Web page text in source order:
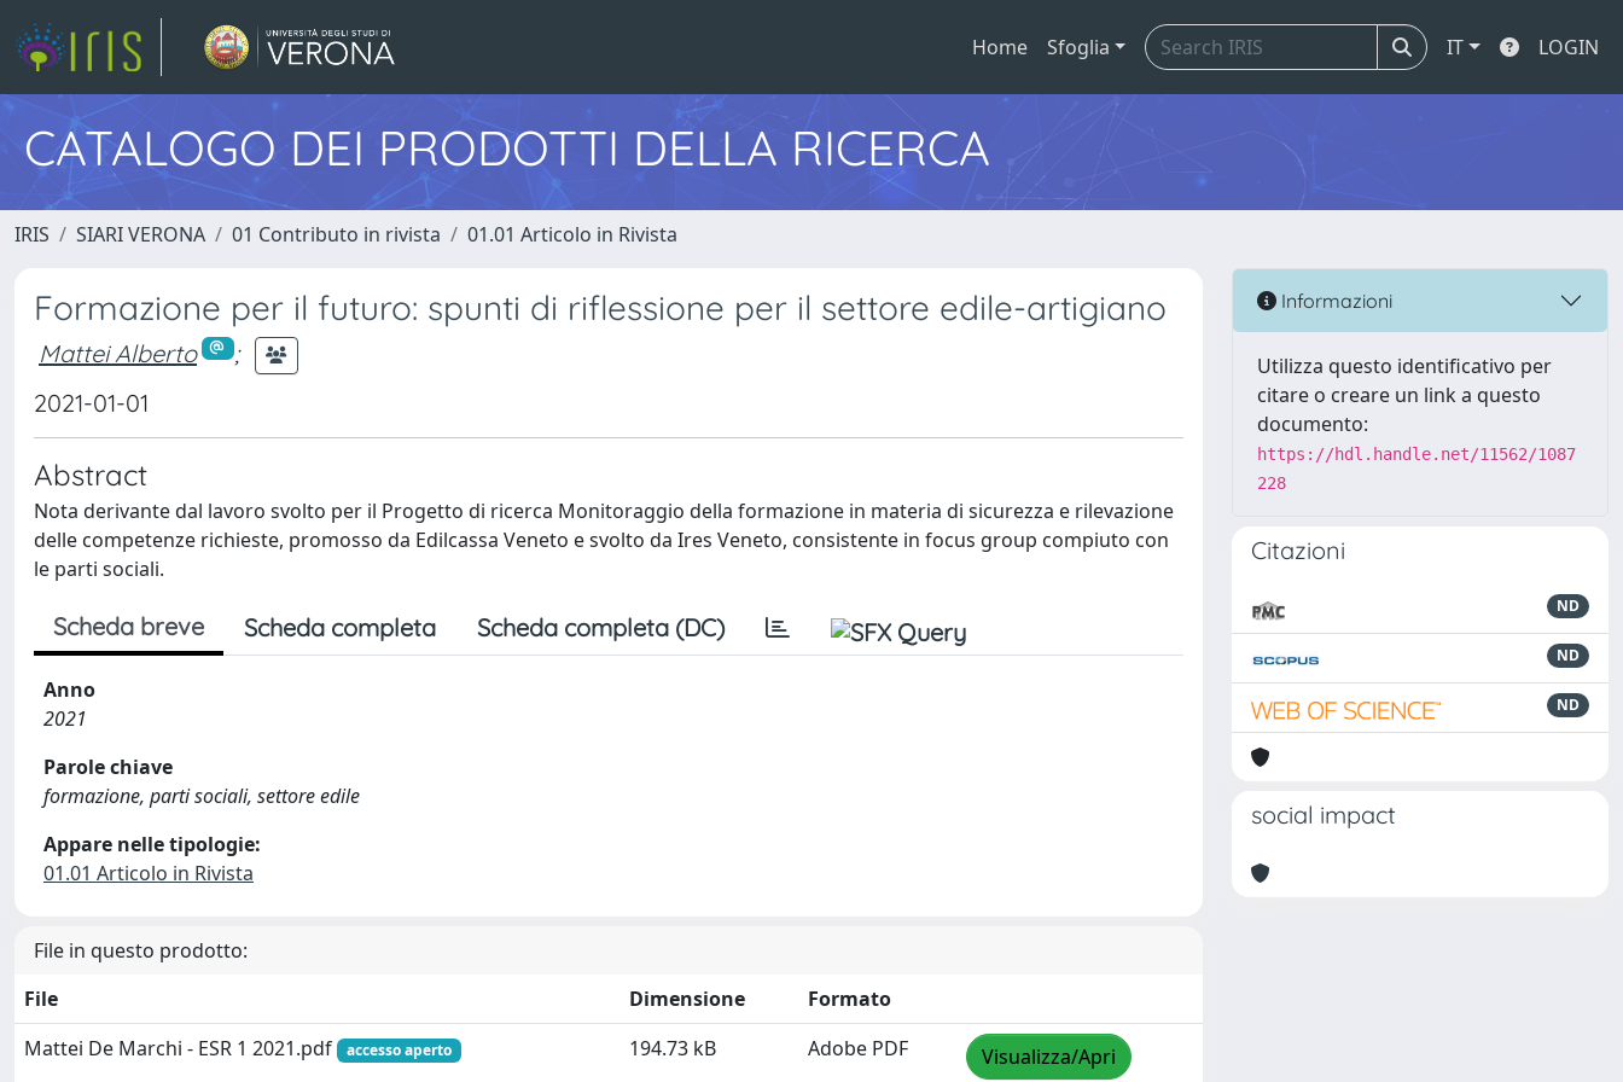
Home Sfoglia IT LOGIN
CATALOGO DEI PRODOTTI DELLA RICERCA
IRIS SIARI VERONA 01 Contributo in rivista 01.01 Articolo in Rivista
Formazione per il futuro: spunti di riflessione per il settore edile-artigiano
Mattei Alberto
;
2021-01-01
Abstract
Nota derivante dal lavoro svolto per il Progetto di ricerca Monitoraggio della formazione in materia di sicurezza e rilevazione
delle competenze richieste, promosso da Edilcassa Veneto e svolto da Ires Veneto, consistente in focus group compiuto con
le parti sociali.
Scheda breve Scheda completa Scheda completa (DC)
Anno
2021
Parole chiave
formazione, parti sociali, settore edile
Appare nelle tipologie:
01.01 Articolo in Rivista
File in questo prodotto:
File
Dimensione
Formato
Mattei De Marchi - ESR 1 2021.pdf
accesso aperto 194.73 kB Adobe PDF Visualizza/Apri
Informazioni
Utilizza questo identificativo per
citare o creare un link a questo
documento:
https://hdl.handle.net/11562/1087
228
Citazioni
ND
ND
ND
social impact